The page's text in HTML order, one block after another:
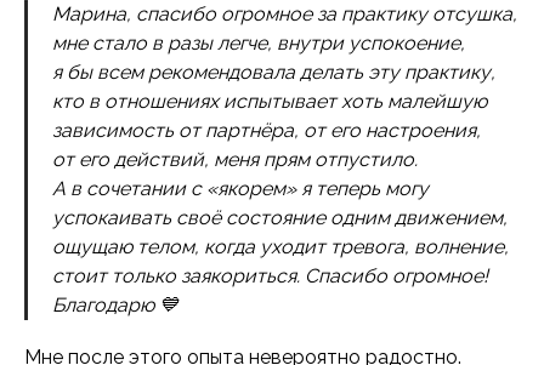
Марина, спасибо огромное за практику отсушка,
мне стало в разы легче, внутри успокоение,
я бы всем рекомендовала делать эту практику,
кто в отношениях испытывает хоть малейшую
зависимость от партнёра, от его настроения,
от его действий, меня прям отпустило.
А в сочетании с «якорем» я теперь могу
успокаивать своё состояние одним движением,
ощущаю телом, когда уходит тревога, волнение,
стоит только заякориться. Спасибо огромное!
Благодарю 💙
Мне после этого опыта невероятно радостно.